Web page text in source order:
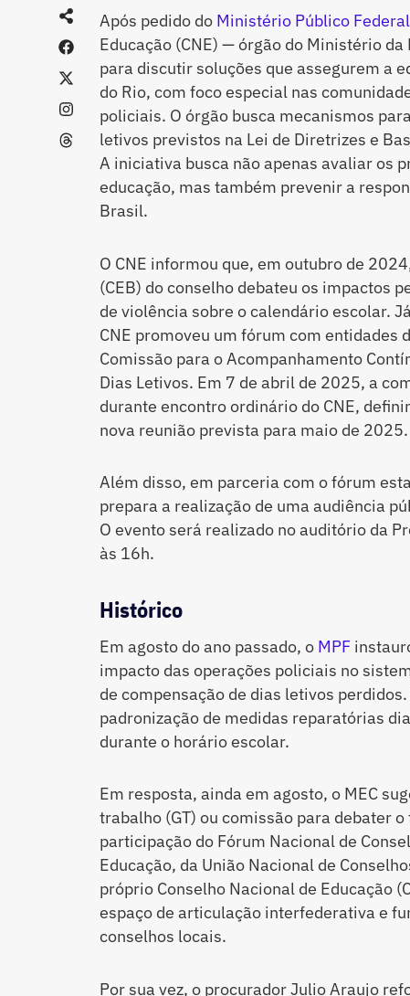
Após pedido do Ministério Público Federal
Educação (CNE) — órgão do Ministério
para discutir soluções que assegurem a
do Rio, com foco especial nas
policiais. O órgão busca mecanismos
letivos previstos na Lei de Diretrizes e
A iniciativa busca não apenas avaliar os
educação, mas também prevenir a
Brasil.
O CNE informou que, em outubro de
(CEB) do conselho debateu os impactos
de violência sobre o calendário escolar.
CNE promoveu um fórum com entidades
Comissão para o Acompanhamento
Dias Letivos. Em 7 de abril de 2025, a
durante encontro ordinário do CNE,
nova reunião prevista para maio de 2025.
Além disso, em parceria com o fórum
prepara a realização de uma audiência
O evento será realizado no auditório da
às 16h.
Histórico
Em agosto do ano passado, oMPF
impacto das operações policiais no
de compensação de dias letivos
padronização de medidas reparatórias
durante o horário escolar.
Em resposta, ainda em agosto, o MEC
trabalho (GT) ou comissão para debater
participação do Fórum Nacional de
Educação, da União Nacional de
próprio Conselho Nacional de Educação
espaço de articulação interfederativa e
conselhos locais.
Por sua vez, o procurador Julio Araujo